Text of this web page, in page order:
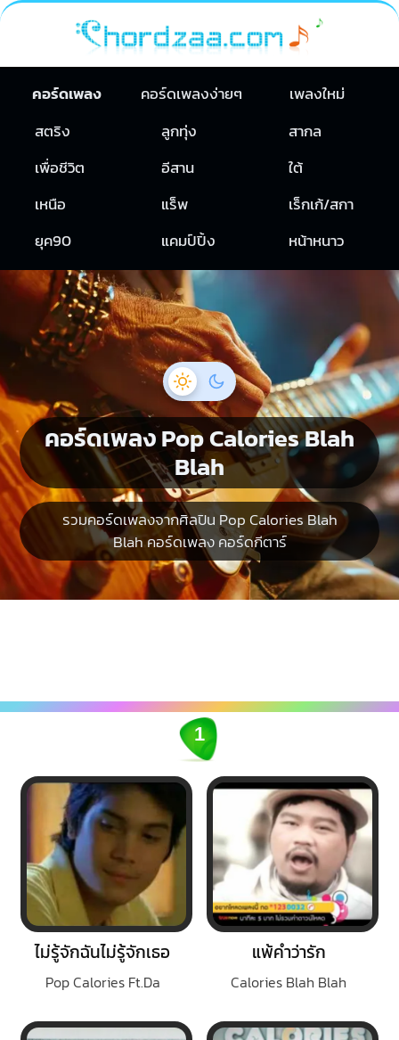
คอร์ดเพลง คอร์ดเพลงง่ายๆ
เพลงใหม่
สตริง
ลูกทุ่ง
สากล
เพื่อชีวิต
อีสาน
ใต้
เหนือ
แร็พ
เร็กเก้/สกา
ยุค90
แคมป์ปิ้ง หน้าหนาว
คอร์ดเพลง Pop Calories Blah
Blah
รวมคอร์ดเพลงจากศิลปิน Pop Calories Blah
Blah คอร์ดเพลง คอร์ดกีตาร์
1
ไม่รู้จักฉันไม่รู้จักเธอ
Pop Calories Ft.Da
แพ้คำว่ารัก
Calories Blah Blah